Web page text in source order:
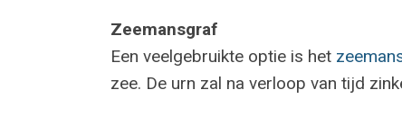
Zeemansgraf
Een veelgebruikte optie is het
zee. De urn zal na verloop van tijd